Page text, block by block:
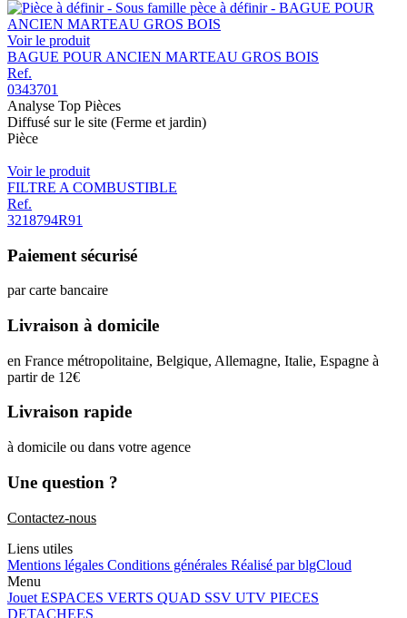
Voir le produit
BAGUE POUR ANCIEN MARTEAU GROS BOIS
Ref.
0343701
Analyse Top Pièces
Diffusé sur le site (Ferme et jardin)
Pièce
Voir le produit
FILTRE A COMBUSTIBLE
Ref.
3218794R91
Paiement sécurisé
par carte bancaire
Livraison à domicile
en France métropolitaine, Belgique, Allemagne, Italie, Espagne à
partir de 12€
Livraison rapide
à domicile ou dans votre agence
Une question ?
Contactez-nous
Liens utiles
Mentions légales Conditions générales Réalisé par blgCloud
Menu
Jouet ESPACES VERTS QUAD SSV UTV PIECES
DETACHEES